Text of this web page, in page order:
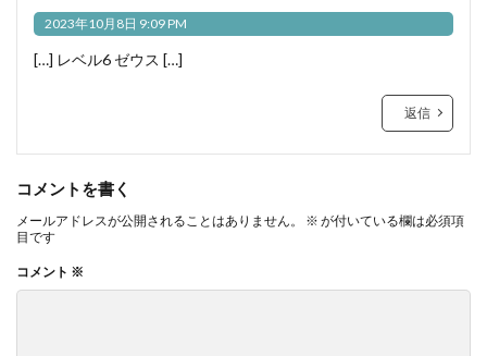
2023年10月8日 9:09 PM
[…] レベル6 ゼウス […]
返信
コメントを書く
メールアドレスが公開されることはありません。 ※ が付いている欄は必須項
目です
コメント ※